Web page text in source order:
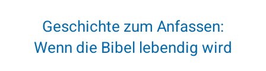
Geschichte zum Anfassen:
Wenn die Bibel lebendig wird